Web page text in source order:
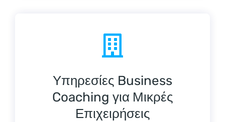
Υπηρεσίες Business
Coaching για Μικρές
Επιχειρήσεις